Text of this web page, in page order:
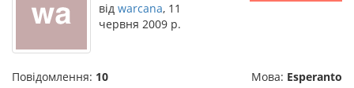
від warcana, 11
червня 2009 р.
Повідомлення: 10 Мова: Esperanto